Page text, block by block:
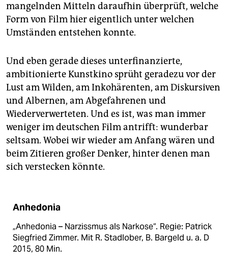
mangelnden Mitteln daraufhin überprüft, welche
Form von Film hier eigentlich unter welchen
Umständen entstehen konnte.
Und eben gerade dieses unterfinanzierte,
ambitionierte Kunstkino sprüht geradezu vor der
Lust am Wilden, am Inkohärenten, am Diskursiven
und Albernen, am Abgefahrenen und
Wiederverwerteten. Und es ist, was man immer
weniger im deutschen Film antrifft: wunderbar
seltsam. Wobei wir wieder am Anfang wären und
beim Zitieren großer Denker, hinter denen man
sich verstecken könnte.
Anhedonia
„Anhedonia – Narzissmus als Narkose“. Regie: Patrick
Siegfried Zimmer. Mit R. Stadlober, B. Bargeld u. a. D
2015, 80 Min.